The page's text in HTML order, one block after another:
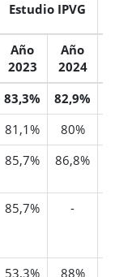
Estudio IPVG
Año
2023
Año
2024
83,3% 82,9%
81,1% 80%
85,7% 86,8%
85,7% -
53,3% 88%